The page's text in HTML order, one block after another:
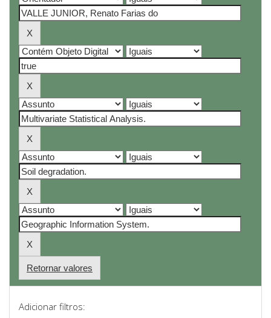
Retornar valores
Adicionar filtros: